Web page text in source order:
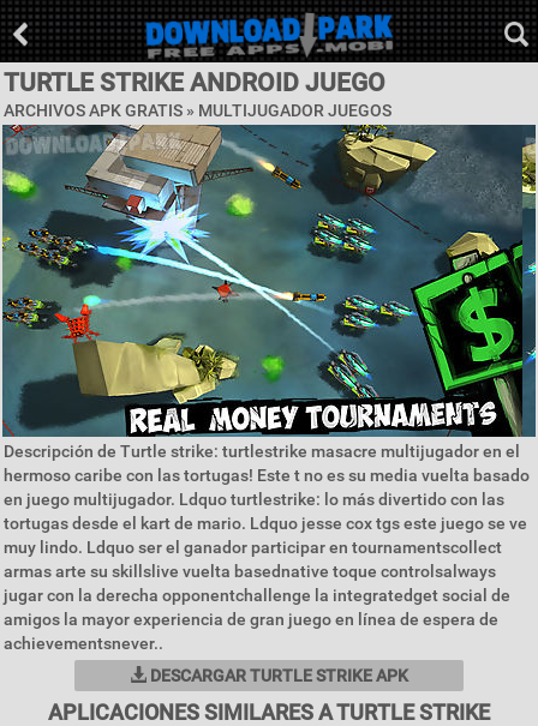
TURTLE STRIKE ANDROID JUEGO
ARCHIVOS APK GRATIS » MULTIJUGADOR JUEGOS
Descripción de Turtle strike: turtlestrike masacre multijugador en el
hermoso caribe con las tortugas! Este t no es su media vuelta basado
en juego multijugador. Ldquo turtlestrike: lo más divertido con las
tortugas desde el kart de mario. Ldquo jesse cox tgs este juego se ve
muy lindo. Ldquo ser el ganador participar en tournamentscollect
armas arte su skillslive vuelta basednative toque controlsalways
jugar con la derecha opponentchallenge la integratedget social de
amigos la mayor experiencia de gran juego en línea de espera de
achievementsnever..
DESCARGAR TURTLE STRIKE APK
APLICACIONES SIMILARES A TURTLE STRIKE